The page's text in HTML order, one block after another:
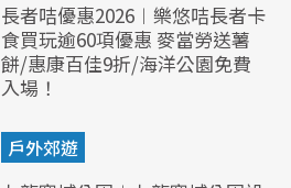
長者咭優惠2026︱樂悠咭長者卡
食買玩逾60項優惠 麥當勞送薯
餅/惠康百佳9折/海洋公園免費
入場！
戶外郊遊